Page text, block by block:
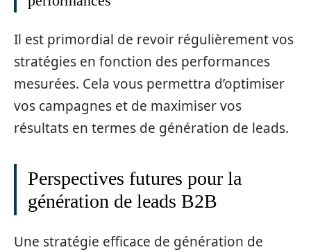
Il est primordial de revoir régulièrement vos
stratégies en fonction des performances
mesurées. Cela vous permettra d’optimiser
vos campagnes et de maximiser vos
résultats en termes de génération de leads.
Perspectives futures pour la
génération de leads B2B
Une stratégie efficace de génération de